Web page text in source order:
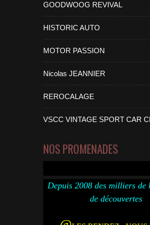
GOODWOOG REVIVAL
HISTORIC AUTO
MOTOR PASSION
Nicolas JEANNIER
REROCALAGE
VSCC VINTAGE SPORT CAR
NOS PROMENADES
Depuis 2008 des milliers de
de découvertes